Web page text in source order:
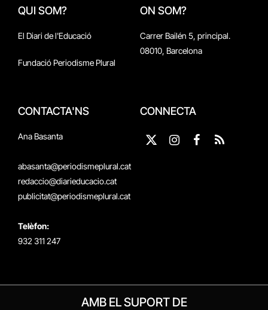
QUI SOM?
El Diari de l'Educació
Fundació Periodisme Plural
ON SOM?
Carrer Bailén 5, principal.
08010, Barcelona
CONTACTA'NS
Ana Basanta
abasanta@periodismeplural.cat
redaccio@diarieducacio.cat
publicitat@periodismeplural.cat
Telèfon:
932 311 247
CONNECTA
X
InstagramFacebook
RSS
AMB EL SUPORT DE